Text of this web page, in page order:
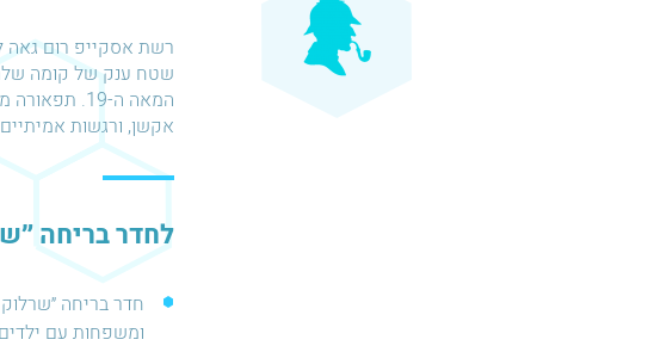
רשת אסקייפ רום גאה
המאה ה-19.
אקשן, ורגשות
לחדר בריחה ״שרלוק
חדר בריחה
ומשפחות עם ילדים